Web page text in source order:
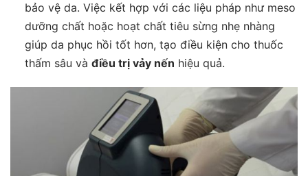
bảo vệ da. Việc kết hợp với các liệu pháp như meso
dưỡng chất hoặc hoạt chất tiêu sừng nhẹ nhàng
giúp da phục hồi tốt hơn, tạo điều kiện cho thuốc
thấm sâu và điều trị vảy nến hiệu quả.